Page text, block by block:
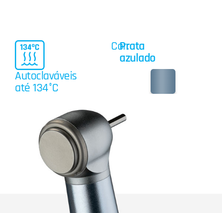
Autoclaváveis
até 134°C
Cor:Prata
azulado